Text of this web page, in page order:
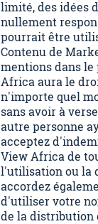
limité, des idées
nullement
pourrait être
Contenu de
mentions dans le
Africa aura le
n'importe quel
sans avoir à
autre personne
acceptez
View Africa de
l'utilisation ou la
accordez
d'utiliser votre
de la distribution